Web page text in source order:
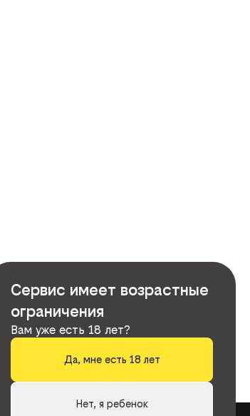
Сервис имеет возрастные
ограничения
Вам уже есть 18 лет?
Да, мне есть 18 лет
Нет, я ребенок